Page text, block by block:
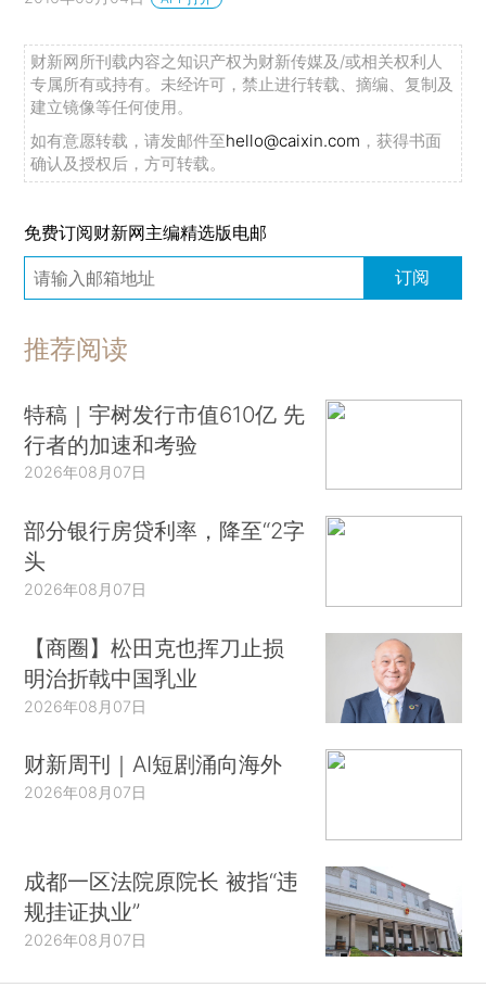
财新网所刊载内容之知识产权为财新传媒及/或相关权利人
专属所有或持有。未经许可，禁止进行转载、摘编、复制及
建立镜像等任何使用。
如有意愿转载，请发邮件至hello@caixin.com ，获得书面
确认及授权后，方可转载。
免费订阅财新网主编精选版电邮
订阅
推荐阅读
特稿｜宇树发行市值610亿 先
行者的加速和考验
2026年08月07日
部分银行房贷利率，降至“2字
头
2026年08月07日
【商圈】松田克也挥刀止损
明治折戟中国乳业
2026年08月07日
财新周刊｜AI短剧涌向海外
2026年08月07日
成都一区法院原院长 被指“违
规挂证执业”
2026年08月07日